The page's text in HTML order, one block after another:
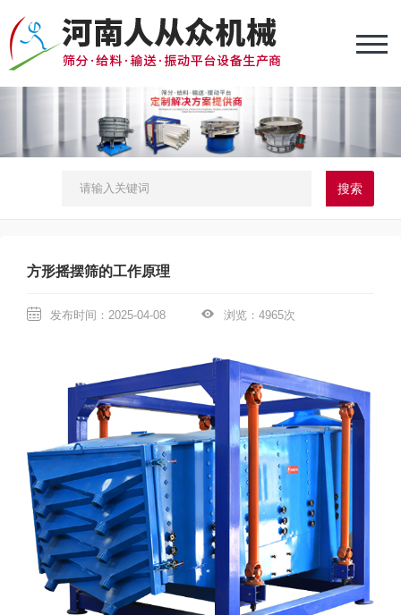
方形摇摆筛的工作原理
发布时间：2025-04-08 浏览：4965次